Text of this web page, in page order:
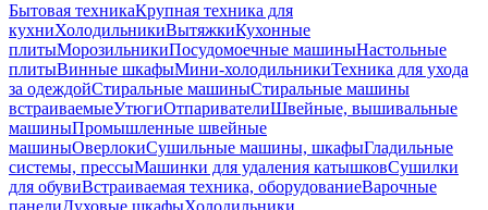
Бытовая техникаКрупная техника для
кухниХолодильникиВытяжкиКухонные
плитыМорозильникиПосудомоечные машиныНастольные
плитыВинные шкафыМини-холодильникиТехника для ухода
за одеждойСтиральные машиныСтиральные машины
встраиваемыеУтюгиОтпаривателиШвейные, вышивальные
машиныПромышленные швейные
машиныОверлокиСушильные машины, шкафыГладильные
системы, прессыМашинки для удаления катышковСушилки
для обувиВстраиваемая техника, оборудованиеВарочные
панелиДуховые шкафыХолодильники